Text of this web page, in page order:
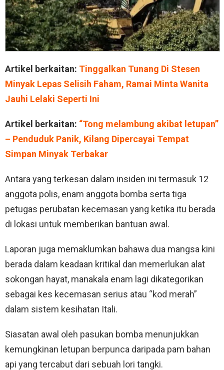
Artikel berkaitan: Tinggalkan Tunang Di Stesen
Minyak Lepas Selisih Faham, Ramai Minta Wanita
Jauhi Lelaki Seperti Ini
Artikel berkaitan: “Tong melambung akibat letupan”
– Penduduk Panik, Kilang Dipercayai Tempat
Simpan Minyak Terbakar
Antara yang terkesan dalam insiden ini termasuk 12
anggota polis, enam anggota bomba serta tiga
petugas perubatan kecemasan yang ketika itu berada
di lokasi untuk memberikan bantuan awal.
Laporan juga memaklumkan bahawa dua mangsa kini
berada dalam keadaan kritikal dan memerlukan alat
sokongan hayat, manakala enam lagi dikategorikan
sebagai kes kecemasan serius atau “kod merah”
dalam sistem kesihatan Itali.
Siasatan awal oleh pasukan bomba menunjukkan
kemungkinan letupan berpunca daripada pam bahan
api yang tercabut dari sebuah lori tangki.